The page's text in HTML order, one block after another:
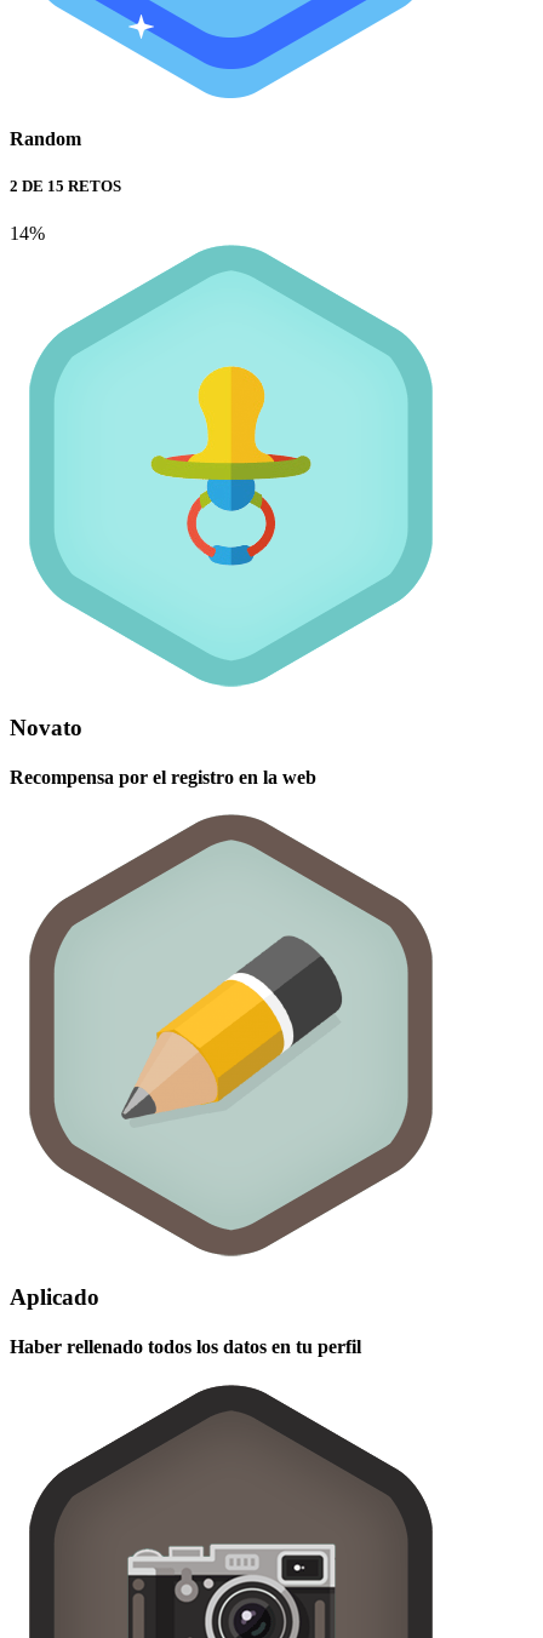
Random
2 DE 15 RETOS
14%
Novato
Recompensa por el registro en la web
Aplicado
Haber rellenado todos los datos en tu perfil